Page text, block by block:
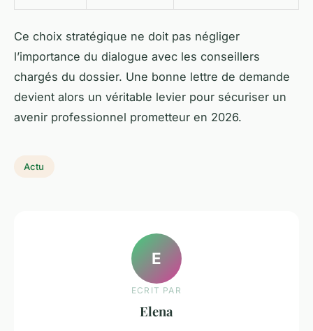
Ce choix stratégique ne doit pas négliger
l’importance du dialogue avec les conseillers
chargés du dossier. Une bonne lettre de demande
devient alors un véritable levier pour sécuriser un
avenir professionnel prometteur en 2026.
Actu
E
ECRIT PAR
Elena